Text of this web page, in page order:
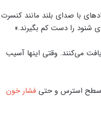
با صدای بلند مانند کنسرت
شنود را دست کم بگیرند.»
می‌کنند. وقتی اینها آسیب
سطح استرس و حتی فشار خون